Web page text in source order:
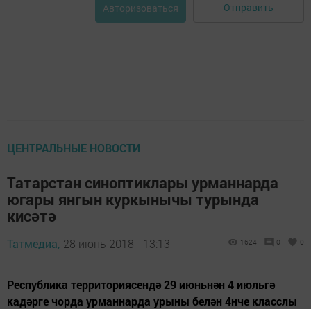
Авторизоваться Отправить
ЦЕНТРАЛЬНЫЕ НОВОСТИ
Татарстан синоптиклары урманнарда
югары янгын куркынычы турында
кисәтә
Татмедиа, 28 июнь 2018 - 13:13 1624 0 0
Республика территориясендә 29 июньнән 4 июльгә
кадәрге чорда урманнарда урыны белән 4нче класслы